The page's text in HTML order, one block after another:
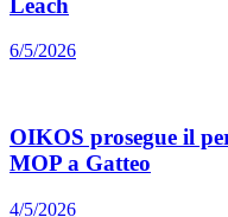
Leach
6/5/2026
OIKOS prosegue il
MOP a Gatteo
4/5/2026